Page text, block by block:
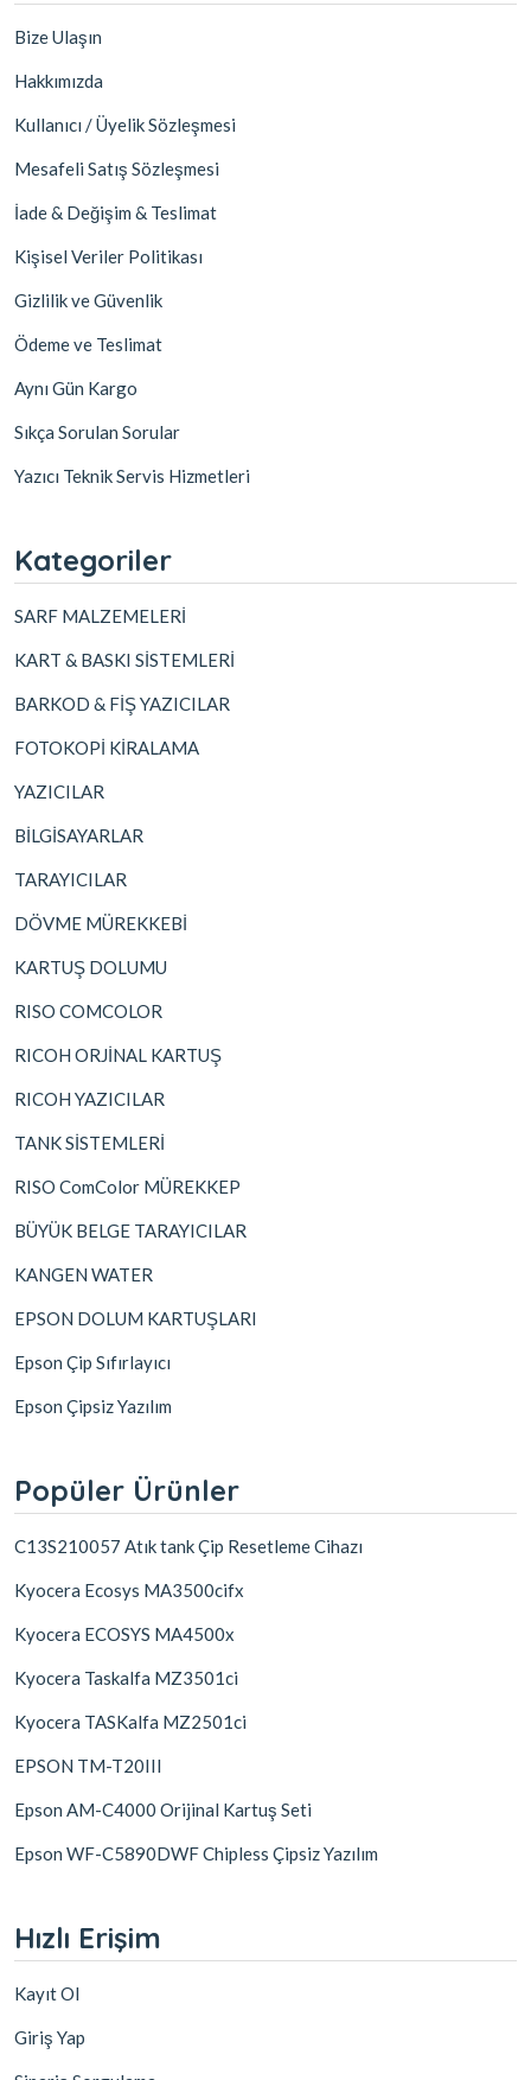
Bize Ulaşın
Hakkımızda
Kullanıcı / Üyelik Sözleşmesi
Mesafeli Satış Sözleşmesi
İade & Değişim & Teslimat
Kişisel Veriler Politikası
Gizlilik ve Güvenlik
Ödeme ve Teslimat
Aynı Gün Kargo
Sıkça Sorulan Sorular
Yazıcı Teknik Servis Hizmetleri
Kategoriler
SARF MALZEMELERİ
KART & BASKI SİSTEMLERİ
BARKOD & FİŞ YAZICILAR
FOTOKOPİ KİRALAMA
YAZICILAR
BİLGİSAYARLAR
TARAYICILAR
DÖVME MÜREKKEBİ
KARTUŞ DOLUMU
RISO COMCOLOR
RICOH ORJİNAL KARTUŞ
RICOH YAZICILAR
TANK SİSTEMLERİ
RISO ComColor MÜREKKEP
BÜYÜK BELGE TARAYICILAR
KANGEN WATER
EPSON DOLUM KARTUŞLARI
Epson Çip Sıfırlayıcı
Epson Çipsiz Yazılım
Popüler Ürünler
C13S210057 Atık tank Çip Resetleme Cihazı
Kyocera Ecosys MA3500cifx
Kyocera ECOSYS MA4500x
Kyocera Taskalfa MZ3501ci
Kyocera TASKalfa MZ2501ci
EPSON TM-T20III
Epson AM-C4000 Orijinal Kartuş Seti
Epson WF-C5890DWF Chipless Çipsiz Yazılım
Hızlı Erişim
Kayıt Ol
Giriş Yap